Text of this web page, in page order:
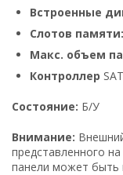
Встроенные
Слотов памяти:
Макс. объем
Контроллер
Состояние: Б/У
Внимание:
представленного
панели может быть